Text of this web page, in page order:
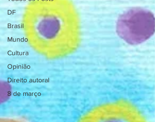
DF
Brasil
Mundo
Cultura
Opinião
Direito autoral
8 de março